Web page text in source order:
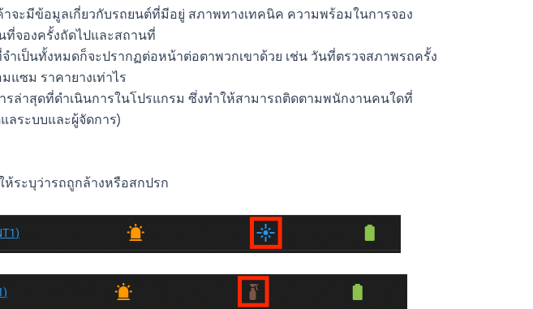
จะมีข้อมูลเกี่ยวกับรถยนต์ที่มีอยู่ สภาพทางเทคนิค ความพร้อมในการจอง
จองครั้งถัดไปและสถานที่
เป็นทั้งหมดก็จะปรากฏต่อหน้าต่อตาพวกเขาด้วย เช่น วันที่ตรวจสภาพรถครั้ง
แซม ราคายางเท่าไร
ล่าสุดที่ดำเนินการในโปรแกรม ซึ่งทำให้สามารถติดตามพนักงานคนใดที่
ลระบบและผู้จัดการ)
ระบุว่ารถถูกล้างหรือสกปรก